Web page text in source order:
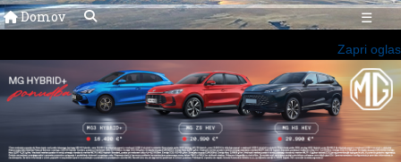
Domov ☰
Zapri oglas